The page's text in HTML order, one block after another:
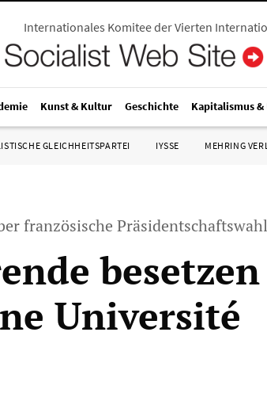
Internationales Komitee der Vierten
Kunst & Kultur Geschichte Kapitalismus
GLEICHHEITSPARTEI IYSSE MEHRING
französische Präsidentschaftswahl
Université